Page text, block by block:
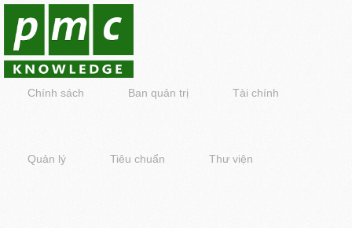
Chính sách Ban quản trị Tài chính
Quản lý Tiêu chuẩn Thư viện